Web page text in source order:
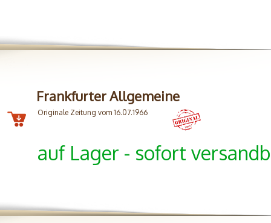
Frankfurter Allgemeine
Originale Zeitung vom 16.07.1966
auf Lager - sofort